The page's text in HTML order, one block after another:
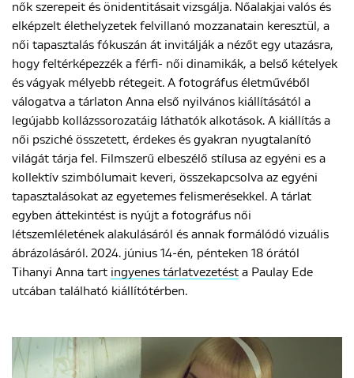
nők szerepeit és önidentitásait vizsgálja. Nőalakjai valós és
elképzelt élethelyzetek felvillanó mozzanatain keresztül, a
női tapasztalás fókuszán át invitálják a nézőt egy utazásra,
hogy feltérképezzék a férfi- női dinamikák, a belső kételyek
és vágyak mélyebb rétegeit. A fotográfus életművéből
válogatva a tárlaton Anna első nyilvános kiállításától a
legújabb kollázssorozatáig láthatók alkotások. A kiállítás a
női psziché összetett, érdekes és gyakran nyugtalanító
világát tárja fel. Filmszerű elbeszélő stílusa az egyéni es a
kollektív szimbólumait keveri, összekapcsolva az egyéni
tapasztalásokat az egyetemes felismerésekkel. A tárlat
egyben áttekintést is nyújt a fotográfus női
létszemléletének alakulásáról és annak formálódó vizuális
ábrázolásáról. 2024. június 14-én, pénteken 18 órától
Tihanyi Anna tart ingyenes tárlatvezetést a Paulay Ede
utcában található kiállítótérben.